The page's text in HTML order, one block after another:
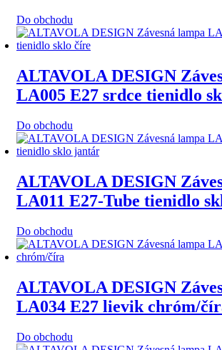
Do obchodu
ALTAVOLA DESIGN
LA005 E27 srdce tienidlo
Do obchodu
ALTAVOLA DESIGN
LA011 E27-Tube tienidlo
Do obchodu
ALTAVOLA DESIGN
LA034 E27 lievik chróm/
Do obchodu